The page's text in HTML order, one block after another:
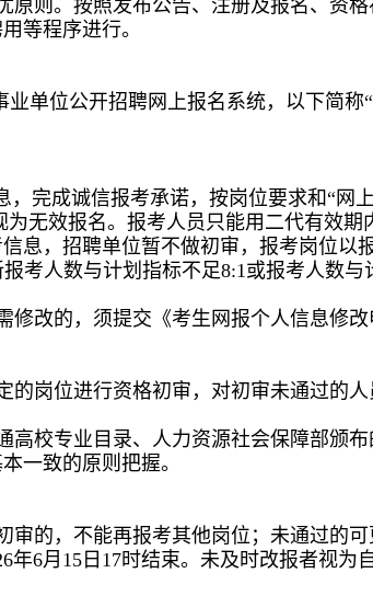
则。按照发布公告、注册及报名、资
等程序进行。
业单位公开招聘网上报名系统，以下简
完成诚信报考承诺，按岗位要求和“网
无效报名。报考人员只能用二代有效
息，招聘单位暂不做初审，报考岗位以
考人数与计划指标不足8:1或报考人数
改的，须提交《考生网报个人信息修改
的岗位进行资格初审，对初审未通过的
校专业目录、人力资源社会保障部颁
一致的原则把握。
审的，不能再报考其他岗位；未通过的
6月15日17时结束。未及时改报者视为